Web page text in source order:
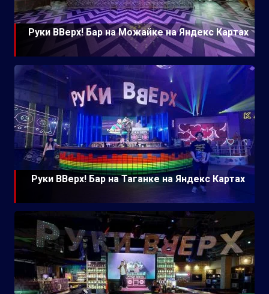
Руки ВВерх! Бар на Можайке на Яндекс Картах
Руки ВВерх! Бар на Таганке на Яндекс Картах